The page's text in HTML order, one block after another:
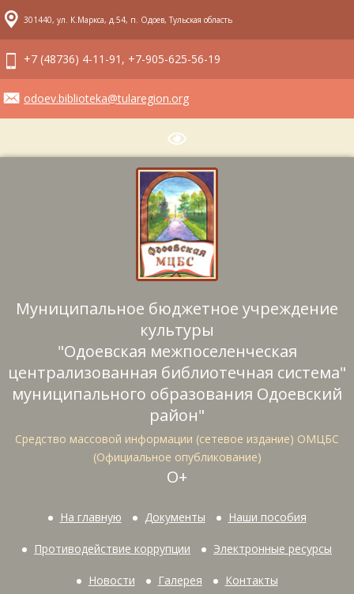
301440, ул. К.Маркса, д.54, п. Одоев, Тульская область
+7 (48736) 4-11-91, +7-905-625-56-19
odoev.biblioteka@tularegion.org
Муниципальное бюджетное учреждение
культуры
"Одоевская межпоселенческая
централизованная библиотечная система"
муниципального образования Одоевский
район"
Средство массовой информации (сетевое издание) ОМЦБС
(Официальное опубликование)
О+
На главную Документы Наши пособия
Противодействие коррупции Электронные ресурсы
Новости Галерея Контакты